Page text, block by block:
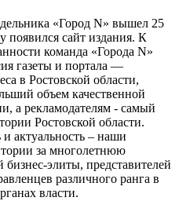
«Город N» вышел 25
появился сайт издания. К
команда «Города N»
газеты и портала —
в Ростовской области,
объем качественной
а рекламодателям - самый
Ростовской области.
актуальность – наши
за многолетнюю
элиты, представителей
различного ранга в
власти.